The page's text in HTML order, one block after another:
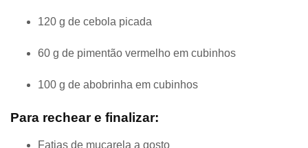
120 g de cebola picada
60 g de pimentão vermelho em cubinhos
100 g de abobrinha em cubinhos
Para rechear e finalizar:
Fatias de muçarela a gosto